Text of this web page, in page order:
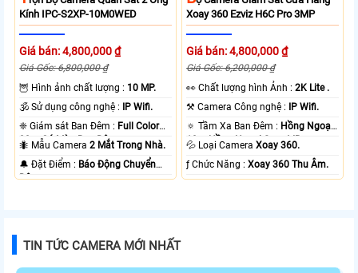
Kính IPC-S2XP-10M0WED
Giá bán: 4,800,000 ₫
Giá Gốc: 6,800,000 ₫
🦉 Hình ảnh chất lượng : 10 MP.
🕉️ Sử dụng công nghệ :
IP Wifi.
❈ Giám sát Ban Đêm : Full Color
20m Có Màu Ban Ðêm.
🐜 Mẫu Camera2 Mắt Trong Nhà.
️🔔 Đặt Điểm : Báo Động Chuyển
Động.
Xoay 360 Ezviz H6C Pro 3MP
Giá bán: 4,800,000 ₫
Giá Gốc: 6,200,000 ₫
️👀 Chất lượng hình Ảnh :2K Lite .
⚒ Camera Công nghệ :
IP Wifi.
🔅 Tầm Xa Ban Đêm : Hồng Ngoại
10m Hồng Ngoại Smart IR.
💦 Loại CameraXoay 360.
️ƒ Chức Năng :Xoay 360 Thu Âm.
TIN TỨC CAMERA MỚI NHẤT